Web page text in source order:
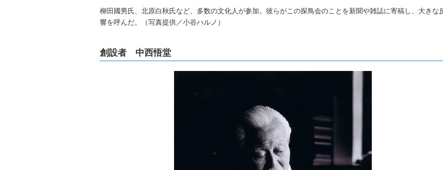
柳田國男氏、北原白秋氏など、多数の文化人が参加。彼らがこの探鳥会のことを新聞や雑誌に寄稿し、大きな
響を呼んだ。（写真提供／小谷ハルノ）
創設者 中西悟堂